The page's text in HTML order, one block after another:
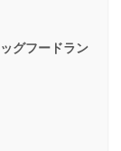
グフードラン